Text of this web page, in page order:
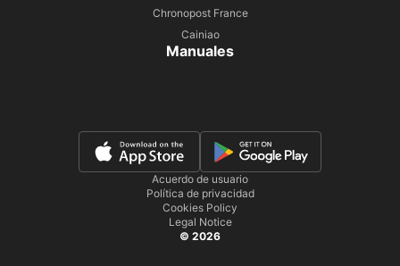
Chronopost France
Cainiao
Manuales
Acuerdo de usuario
Política de privacidad
Cookies Policy
Legal Notice
© 2026